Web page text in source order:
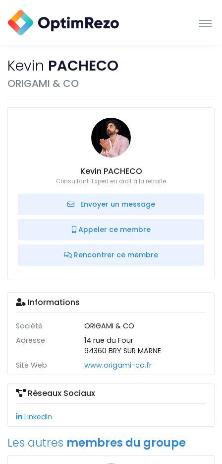
Kevin PACHECO
ORIGAMI & CO
Kevin PACHECO
Consultant-Expert en droit à la retraite
Envoyer un message
Appeler ce membre
Rencontrer ce membre
Informations
Société
ORIGAMI & CO
Adresse
14 rue du Four
94360 BRY SUR MARNE
Site Web
www.origami-co.fr
Réseaux Sociaux
LinkedIn
Les autres membres du groupe